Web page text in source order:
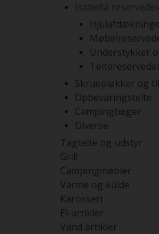
Isabella
Understykker
Skruepløkker og
Opbevaringstelte
Campingbøger
Diverse
Tagtelte og udstyr
Grill
Campingmøbler
Varme og kulde
Karosseri
El-artikler
Vand artikler